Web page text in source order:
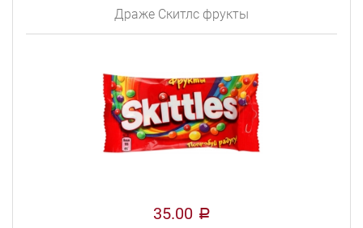
Драже Скитлс фрукты
35.00 a